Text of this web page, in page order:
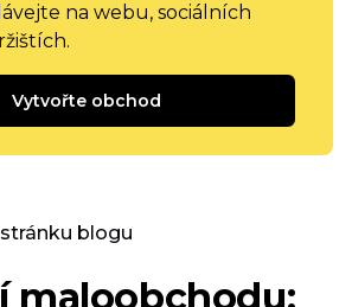
na webu, sociálních
Vytvořte obchod
blogu
maloobchodu: